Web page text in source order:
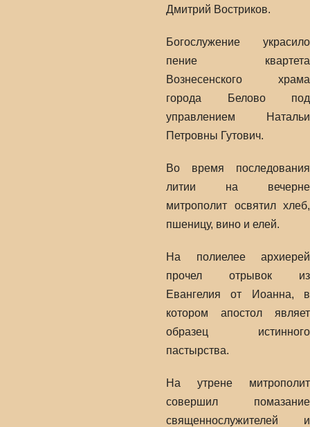
Дмитрий Востриков.
Богослужение украсило
пение квартета
Вознесенского храма
города Белово под
управлением Натальи
Петровны Гутович.
Во время последования
литии на вечерне
митрополит освятил хлеб,
пшеницу, вино и елей.
На полиелее архиерей
прочел отрывок из
Евангелия от Иоанна, в
котором апостол являет
образец истинного
пастырства.
На утрене митрополит
совершил помазание
священнослужителей и